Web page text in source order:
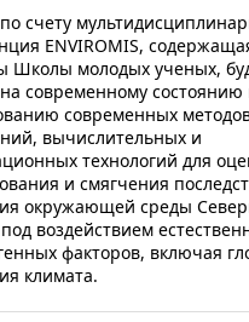
счету
ENVIROMIS,
Школы молодых ученых,
современному состоянию
современных
вычислительных и
технологий для
и смягчения
окружающей среды
воздействием
факторов, включая
климата.